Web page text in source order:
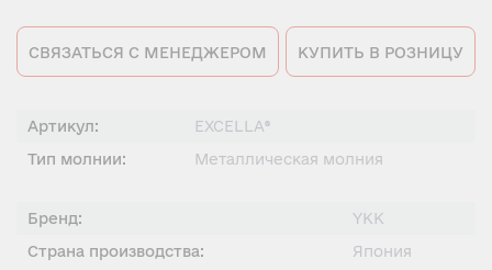
СВЯЗАТЬСЯ С МЕНЕДЖЕРОМ КУПИТЬ В РОЗНИЦУ
Артикул:
EXCELLA®
Тип молнии:
Металлическая молния
Бренд:
YKK
Страна производства:
Япония